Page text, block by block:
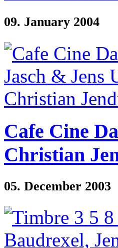
09. January 2004
Cafe Cine
Christian
05. December 2003